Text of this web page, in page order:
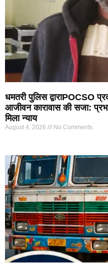
धमतरी पुलिस द्वाराPOCSO
आजीवन कारावास की सजा:
मिला न्याय
August 4, 2026 No Comments